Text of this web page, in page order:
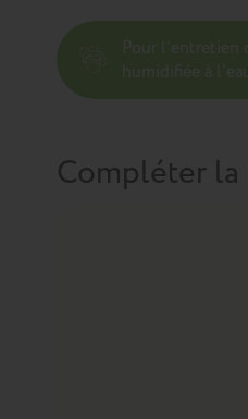
Compléter